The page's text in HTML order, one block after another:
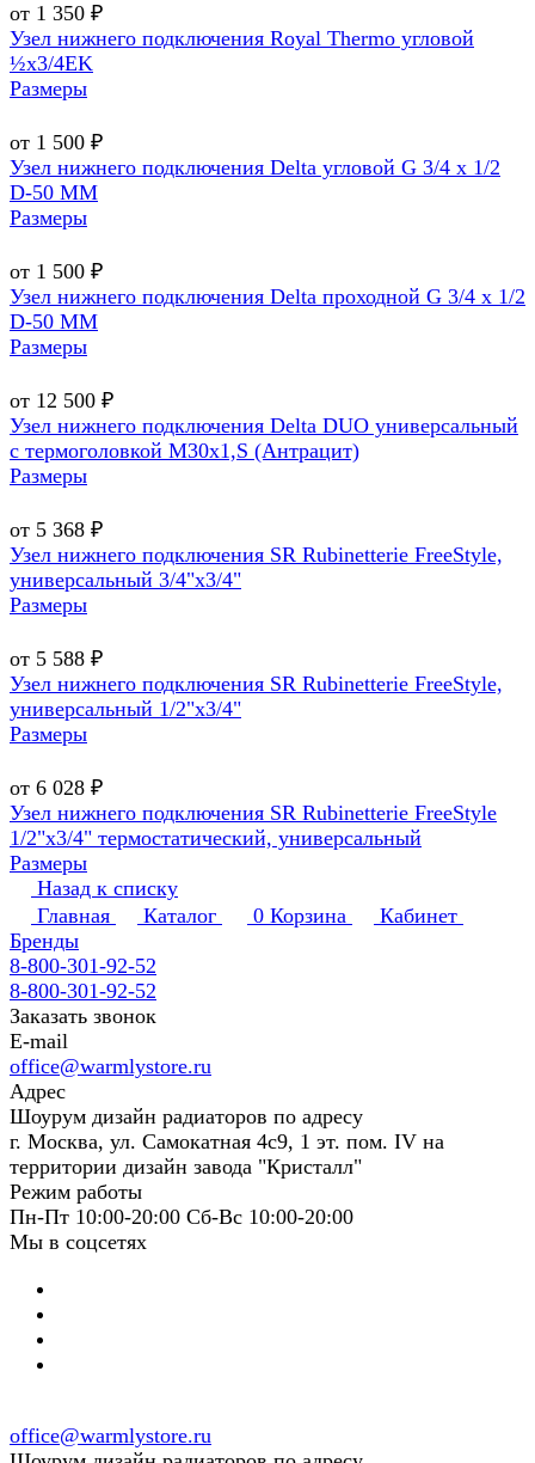
от 1 350 ₽
Узел нижнего подключения Royal Thermo угловой
½х3/4EK
Размеры
от 1 500 ₽
Узел нижнего подключения Delta угловой G 3/4 х 1/2
D-50 MM
Размеры
от 1 500 ₽
Узел нижнего подключения Delta проходной G 3/4 х 1/2
D-50 MM
Размеры
от 12 500 ₽
Узел нижнего подключения Delta DUO универсальный
с термоголовкой М30х1,Ѕ (Антрацит)
Размеры
от 5 368 ₽
Узел нижнего подключения SR Rubinetterie FreeStyle,
универсальный 3/4"х3/4"
Размеры
от 5 588 ₽
Узел нижнего подключения SR Rubinetterie FreeStyle,
универсальный 1/2"х3/4"
Размеры
от 6 028 ₽
Узел нижнего подключения SR Rubinetterie FreeStyle
1/2"х3/4" термостатический, универсальный
Размеры
Назад к списку
Главная
Каталог 0 Корзина
Кабинет
Бренды
8-800-301-92-52
8-800-301-92-52
Заказать звонок
E-mail
office@warmlystore.ru
Адрес
Шоурум дизайн радиаторов по адресу
г. Москва, ул. Самокатная 4с9, 1 эт. пом. IV на
территории дизайн завода "Кристалл"
Режим работы
Пн-Пт 10:00-20:00 Сб-Вс 10:00-20:00
Мы в соцсетях
office@warmlystore.ru